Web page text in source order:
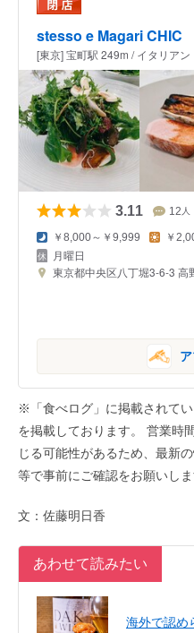
stesso e Magari CHIC
[東京] 宝町駅 249m / イタリアン
3.11 12 人
￥8,000～￥9,999 ￥
月曜日
東京都中央区八丁堀3-6-3 高
※「食べログ」に掲載されて
を掲載しております。 営業時
じる可能性があるため、最新
等で事前にご確認をお願いしま
文：佐藤明日香
あわせて読みたい
海外で認め